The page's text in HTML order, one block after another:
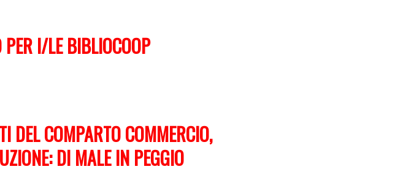
I/LE BIBLIOCOOP
DEL COMPARTO COMMERCIO,
DI MALE IN PEGGIO